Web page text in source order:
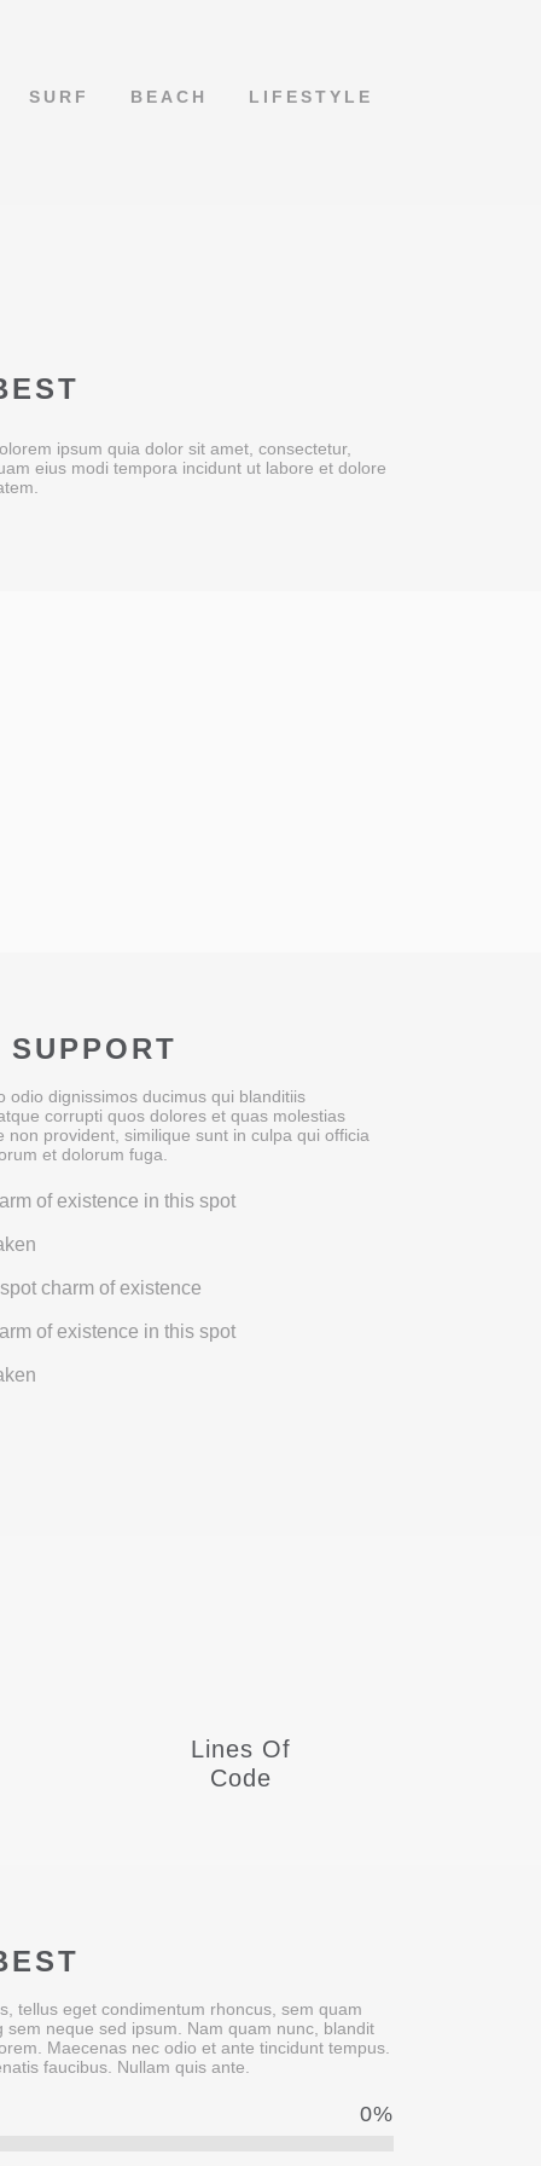
SURF BEACH LIFESTYLE
ipsum quia dolor sit amet, consectetur,
eius modi tempora incidunt ut labore et dolore
odio dignissimos ducimus qui blanditiis
corrupti quos dolores et quas molestias
non provident, similique sunt in culpa qui officia
et dolorum fuga.
of existence in this spot
charm of existence
of existence in this spot
Lines Of
Code
tellus eget condimentum rhoncus, sem quam
neque sed ipsum. Nam quam nunc, blandit
Maecenas nec odio et ante tincidunt tempus.
faucibus. Nullam quis ante.
0%